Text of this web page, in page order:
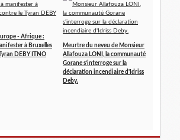
- Afrique :
à Bruxelles
DEBY ITNO
Meurtre du neveu de Monsieur
Allafouza LONI, la communauté
Gorane s’interroge sur la
déclaration incendiaire d'Idriss
Deby.